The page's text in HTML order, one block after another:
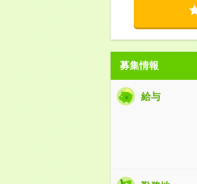
募集情報
給与